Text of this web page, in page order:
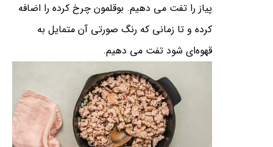
پیاز را تفت می دهیم. بوقلمون چرخ کرده را اضافه
کرده و تا زمانی که رنگ صورتی آن متمایل به
قهوه‌ای شود تفت می دهیم.